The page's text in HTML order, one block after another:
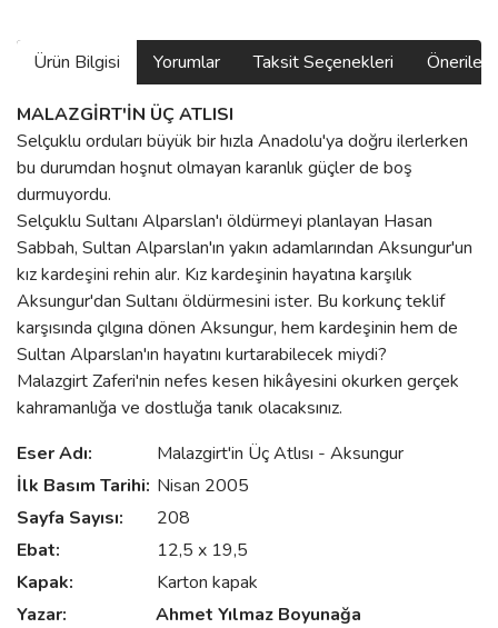
Ürün Bilgisi Yorumlar Taksit Seçenekleri
MALAZGİRT'İN ÜÇ ATLISI
Selçuklu orduları büyük bir hızla Anadolu'ya doğru ilerlerken
bu durumdan hoşnut olmayan karanlık güçler de boş
durmuyordu.
Selçuklu Sultanı Alparslan'ı öldürmeyi planlayan Hasan
Sabbah, Sultan Alparslan'ın yakın adamlarından Aksungur'un
kız kardeşini rehin alır. Kız kardeşinin hayatına karşılık
Aksungur'dan Sultanı öldürmesini ister. Bu korkunç teklif
karşısında çılgına dönen Aksungur, hem kardeşinin hem de
Sultan Alparslan'ın hayatını kurtarabilecek miydi?
Malazgirt Zaferi'nin nefes kesen hikâyesini okurken gerçek
kahramanlığa ve dostluğa tanık olacaksınız.
Eser Adı:
Malazgirt'in Üç Atlısı - Aksungur
İlk Basım Tarihi: Nisan 2005
Sayfa Sayısı:
208
Ebat:
12,5 x 19,5
Kapak:
Karton kapak
Yazar:
Ahmet Yılmaz Boyunağa